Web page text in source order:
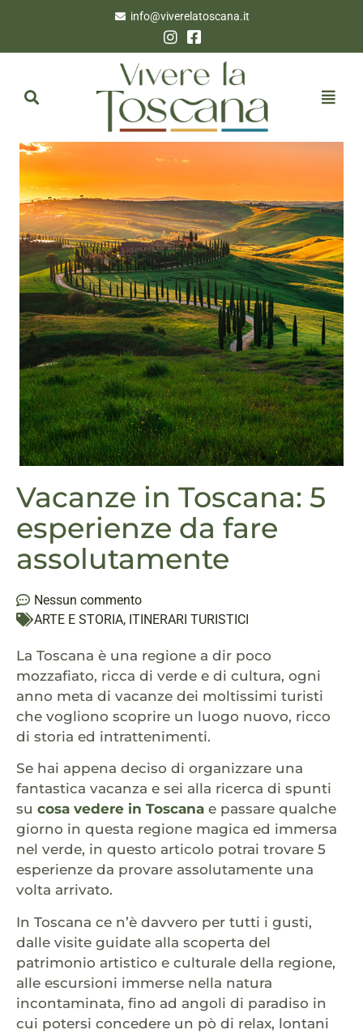
info@viverelatoscana.it
Vacanze in Toscana: 5
esperienze da fare
assolutamente
Nessun commento
ARTE E STORIA, ITINERARI TURISTICI
La Toscana è una regione a dir poco
mozzafiato, ricca di verde e di cultura, ogni
anno meta di vacanze dei moltissimi turisti
che vogliono scoprire un luogo nuovo, ricco
di storia ed intrattenimenti.
Se hai appena deciso di organizzare una
fantastica vacanza e sei alla ricerca di spunti
su cosa vedere in Toscana e passare qualche
giorno in questa regione magica ed immersa
nel verde, in questo articolo potrai trovare 5
esperienze da provare assolutamente una
volta arrivato.
In Toscana ce n’è davvero per tutti i gusti,
dalle visite guidate alla scoperta del
patrimonio artistico e culturale della regione,
alle escursioni immerse nella natura
incontaminata, fino ad angoli di paradiso in
cui potersi concedere un pò di relax, lontani